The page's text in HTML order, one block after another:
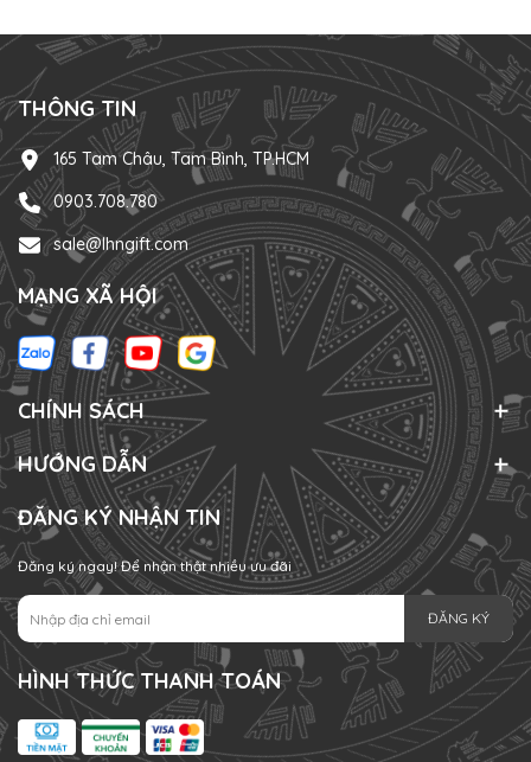
THÔNG TIN
165 Tam Châu, Tam Bình, TP.HCM
0903.708.780
sale@lhngift.com
MẠNG XÃ HỘI
CHÍNH SÁCH
HƯỚNG DẪN
ĐĂNG KÝ NHẬN TIN
Đăng ký ngay! Để nhận thật nhiều ưu đãi
ĐĂNG KÝ
HÌNH THỨC THANH TOÁN